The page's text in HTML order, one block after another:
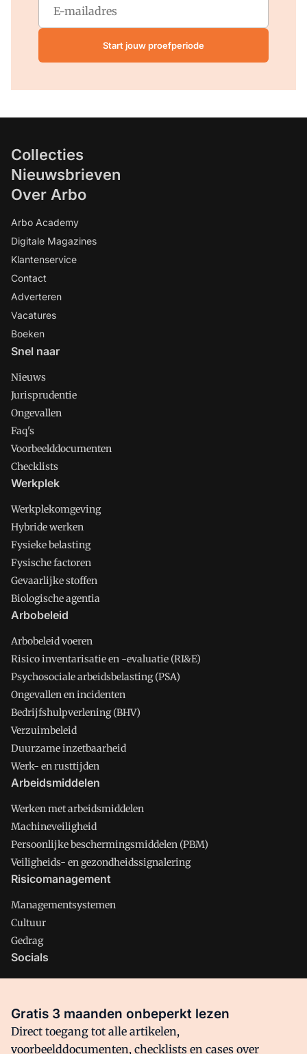
Start jouw proefperiode
Collecties
Nieuwsbrieven
Over Arbo
Arbo Academy
Digitale Magazines
Klantenservice
Contact
Adverteren
Vacatures
Boeken
Snel naar
Nieuws
Jurisprudentie
Ongevallen
Faq's
Voorbeelddocumenten
Checklists
Werkplek
Werkplekomgeving
Hybride werken
Fysieke belasting
Fysische factoren
Gevaarlijke stoffen
Biologische agentia
Arbobeleid
Arbobeleid voeren
Risico inventarisatie en -evaluatie (RI&E)
Psychosociale arbeidsbelasting (PSA)
Ongevallen en incidenten
Bedrijfshulpverlening (BHV)
Verzuimbeleid
Duurzame inzetbaarheid
Werk- en rusttijden
Arbeidsmiddelen
Werken met arbeidsmiddelen
Machineveiligheid
Persoonlijke beschermingsmiddelen (PBM)
Veiligheids- en gezondheidssignalering
Risicomanagement
Managementsystemen
Cultuur
Gedrag
Socials
Facebook
Gratis 3 maanden onbeperkt lezen
Direct toegang tot alle artikelen,
voorbeelddocumenten, checklists en cases over